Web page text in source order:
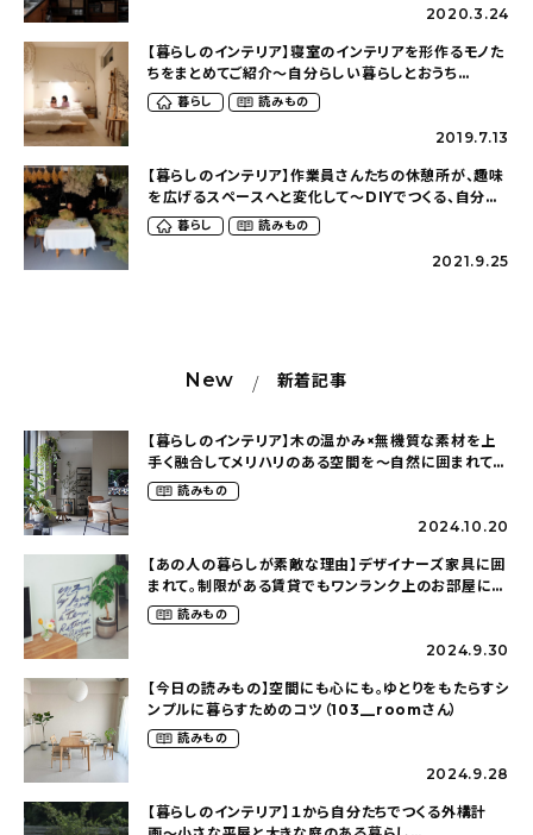
2020.3.24
【暮らしのインテリア】寝室のインテリアを形作るモノた
ちをまとめてご紹介～自分らしい暮らしとおうち
（mumakariさん）
暮らし 読みもの
2019.7.13
【暮らしのインテリア】作業員さんたちの休憩所が、趣味
を広げるスペースへと変化して～DIYでつくる、自分ら
しい暮らしとおうち（mumakariさん）
暮らし 読みもの
2021.9.25
New 新着記事
【暮らしのインテリア】木の温かみ×無機質な素材を上
手く融合してメリハリのある空間を〜自然に囲まれて暮
らす（ki_no_ieさん）
読みもの
2024.10.20
【あの人の暮らしが素敵な理由】デザイナーズ家具に囲
まれて。制限がある賃貸でもワンランク上のお部屋に〜
狭くても好きな暮らしのこと（_____chika708さん）
読みもの
2024.9.30
【今日の読みもの】空間にも心にも。ゆとりをもたらすシ
ンプルに暮らすためのコツ（103__roomさん）
読みもの
2024.9.28
【暮らしのインテリア】１から自分たちでつくる外構計